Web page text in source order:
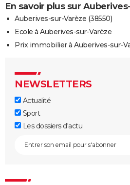
En savoir plus sur
Auberives-sur-Varèze (38550)
Ecole à Auberives-sur-Varèze
Prix immobilier à Auberives-sur-
NEWSLETTERS
Actualité
Sport
Les dossiers d'actu